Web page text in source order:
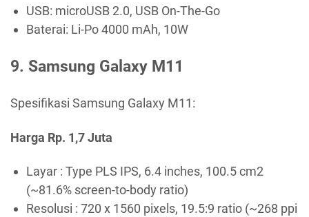
USB: microUSB 2.0, USB On-The-Go
Baterai: Li-Po 4000 mAh, 10W
9. Samsung Galaxy M11
Spesifikasi Samsung Galaxy M11:
Harga Rp. 1,7 Juta
Layar : Type PLS IPS, 6.4 inches, 100.5 cm2
(~81.6% screen-to-body ratio)
Resolusi : 720 x 1560 pixels, 19.5:9 ratio (~268 ppi